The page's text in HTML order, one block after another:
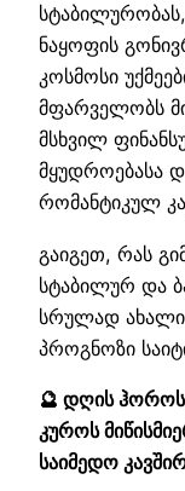
ნაყოფის
კოსმოსი
მფარველობს
მსხვილ
მყუდროებასა
რომანტიკულ
გაიგეთ, რას
სტაბილურ და
სრულად
პროგნოზი
🔮 დღის
კუროს
საიმედო